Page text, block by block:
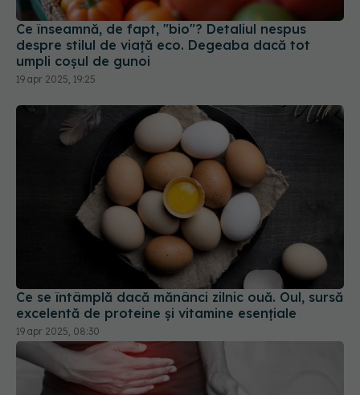
umpli coșul de gunoi
19 apr 2025, 19:25
Ce se întâmplă dacă mănânci zilnic ouă. Oul, sursă
excelentă de proteine și vitamine esențiale